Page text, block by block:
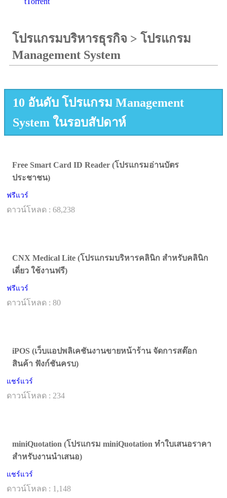
โปรแกรมบริหารธุรกิจ > โปรแกรม
Management System
10 อันดับ โปรแกรม Management
System ในรอบสัปดาห์
Free Smart Card ID Reader (โปรแกรมอ่านบัตร
ประชาชน)
ฟรีแวร์
ดาวน์โหลด : 68,238
CNX Medical Lite (โปรแกรมบริหารคลินิก สำหรับคลินิก
เดี่ยว ใช้งานฟรี)
ฟรีแวร์
ดาวน์โหลด : 80
iPOS (เว็บแอปพลิเคชันงานขายหน้าร้าน จัดการสต๊อก
สินค้า ฟังก์ชันครบ)
แชร์แวร์
ดาวน์โหลด : 234
miniQuotation (โปรแกรม miniQuotation ทำใบเสนอราคา
สำหรับงานนำเสนอ)
แชร์แวร์
ดาวน์โหลด : 1,148